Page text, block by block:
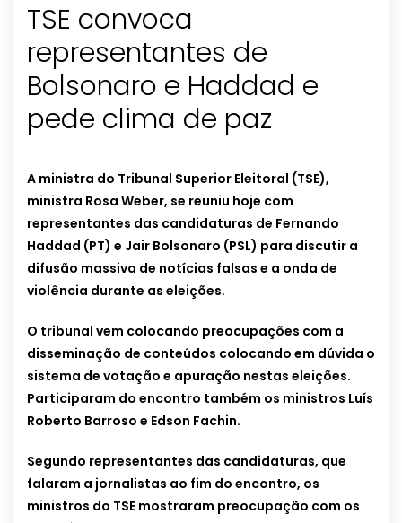
TSE convoca
representantes de
Bolsonaro e Haddad e
pede clima de paz
A ministra do Tribunal Superior Eleitoral (TSE),
ministra Rosa Weber, se reuniu hoje com
representantes das candidaturas de Fernando
Haddad (PT) e Jair Bolsonaro (PSL) para discutir a
difusão massiva de notícias falsas e a onda de
violência durante as eleições.
O tribunal vem colocando preocupações com a
disseminação de conteúdos colocando em dúvida o
sistema de votação e apuração nestas eleições.
Participaram do encontro também os ministros Luís
Roberto Barroso e Edson Fachin.
Segundo representantes das candidaturas, que
falaram a jornalistas ao fim do encontro, os
ministros do TSE mostraram preocupação com os